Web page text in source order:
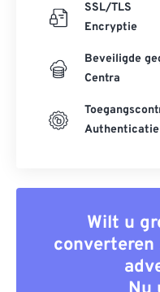
SSL/TLS
Encryptie
Beveiligde
Centra
Authenticatie
Wilt u